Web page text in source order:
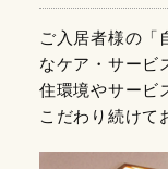
ご入居者様の「
なケア・サービ
住環境やサービ
こだわり続けて